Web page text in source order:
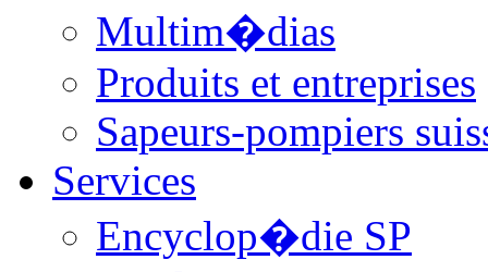
Multim�dias
Produits et entreprises
Sapeurs-pompiers
Services
Encyclop�die SP